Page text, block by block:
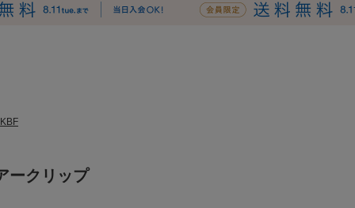
KBF
ークリップ